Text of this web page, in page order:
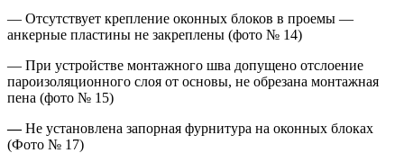
— Отсутствует крепление оконных блоков в проемы —
анкерные пластины не закреплены (фото № 14)
— При устройстве монтажного шва допущено отслоение
пароизоляционного слоя от основы, не обрезана монтажная
пена (фото № 15)
—Не установлена запорная фурнитура на оконных блоках
(Фото № 17)